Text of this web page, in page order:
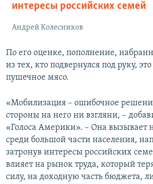
интересы российских семей
Андрей Колесников
По его оценке, пополнение,
из тех, кто подвернулся под руку,
пушечное мясо.
«Мобилизация – ошибочное
стороны на него ни взгляни, –
«Голоса Америки». – Она вызывает
среди большой части населения,
затронув интересы российских
влияет на рынок труда, который
силу, на доходную часть бюджета,